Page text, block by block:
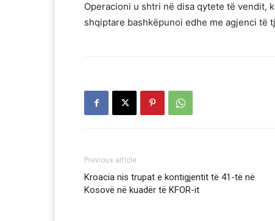
Operacioni u shtri në disa qytete të vendit,
shqiptare bashkëpunoi edhe me agjenci të
Previous article
Kroacia nis trupat e kontigjentit të 41-të në
Kosovë në kuadër të KFOR-it